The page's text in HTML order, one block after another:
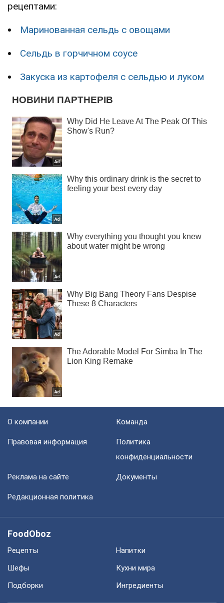
рецептами:
Маринованная сельдь с овощами
Сельдь в горчичном соусе
Закуска из картофеля с сельдью и луком
О компании Команда
Правовая информация
Политика
конфиденциальности
Реклама на сайте Документы
Редакционная политика
FoodOboz
Рецепты
Напитки
Шефы
Кухни мира
Подборки
Ингредиенты